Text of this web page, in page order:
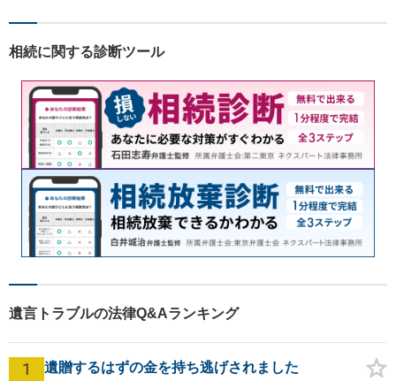
で頼れる弁護士を目指しま
見駅2分】
相続に関する診断ツール
遺言トラブルの法律Q&Aランキング
1 遺贈するはずの金を持ち逃げされました